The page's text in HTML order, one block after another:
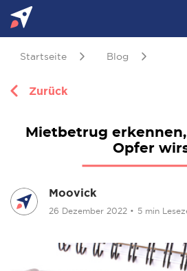
Startseite Blog
Zurück
Mietbetrug
Opfer
Moovick
26 Dezember 2022 • 5 min